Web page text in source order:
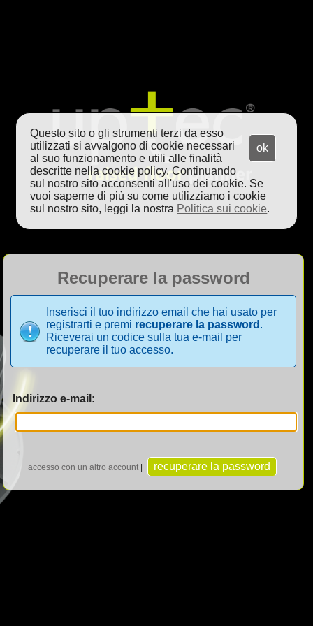
Recuperare la password
Inserisci il tuo indirizzo email che hai usato per
registrarti e premi recuperare la password .
Riceverai un codice sulla tua e-mail per
recuperare il tuo accesso.
Indirizzo e-mail:
accesso con un altro account|
ok
Questo sito o gli strumenti terzi da esso
utilizzati si avvalgono di cookie necessari
al suo funzionamento e utili alle finalità
descritte nella cookie policy. Continuando
sul nostro sito acconsenti all'uso dei cookie. Se
vuoi saperne di più su come utilizziamo i cookie
sul nostro sito, leggi la nostra Politica sui cookie.